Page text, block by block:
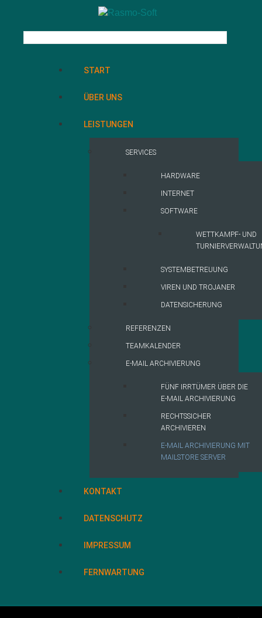
START
ÜBER UNS
LEISTUNGEN
SERVICES
HARDWARE
INTERNET
SOFTWARE
WETTKAMPF- UND
SYSTEMBETREUUNG
VIREN UND TROJANER
DATENSICHERUNG
REFERENZEN
TEAMKALENDER
E-MAIL ARCHIVIERUNG
FÜNF IRRTÜMER ÜBER DIE
E-MAIL ARCHIVIERUNG
RECHTSSICHER
ARCHIVIEREN
E-MAIL ARCHIVIERUNG MIT
MAILSTORE SERVER
KONTAKT
DATENSCHUTZ
IMPRESSUM
FERNWARTUNG